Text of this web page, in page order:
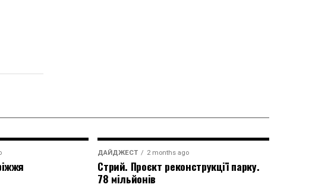
ДАЙДЖЕСТ 2 months ago
Стрий. Проєкт реконструкції парку.
78 мільйонів